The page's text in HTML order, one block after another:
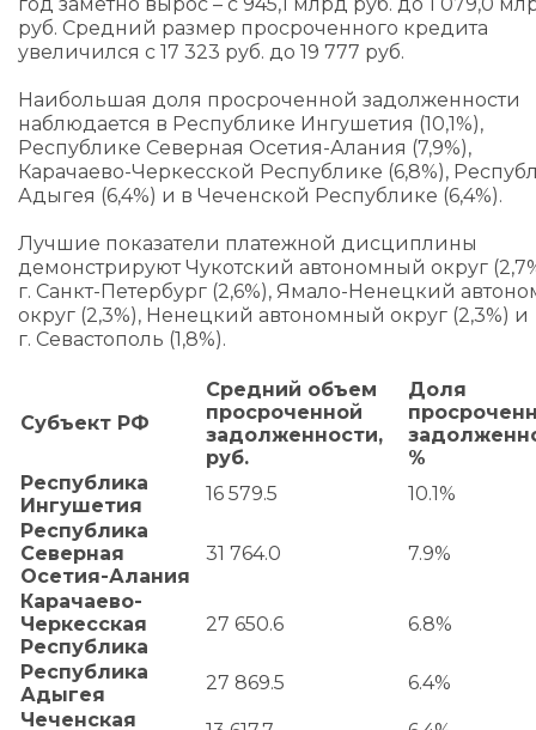
руб. Средний размер просроченного кредита
увеличился с 17 323 руб. до 19 777 руб.
Наибольшая доля просроченной задолженности
наблюдается в Республике Ингушетия (10,1%),
Республике Северная Осетия-Алания (7,9%),
Карачаево-Черкесской Республике (6,8%),
Адыгея (6,4%) и в Чеченской Республике (6,4%).
Лучшие показатели платежной дисциплины
демонстрируют Чукотский автономный округ
г. Санкт-Петербург (2,6%), Ямало-Ненецкий
округ (2,3%), Ненецкий автономный округ (2,3%) и
г. Севастополь (1,8%).
Субъект РФ
Средний объем
просроченной
задолженности,
руб.
Доля
%
Республика
Ингушетия
16 579.5
10.1%
Республика
Северная
Осетия-Алания
31 764.0 7.9%
Карачаево-
Черкесская
Республика
27 650.6 6.8%
Республика
Адыгея
27 869.5
6.4%
Чеченская